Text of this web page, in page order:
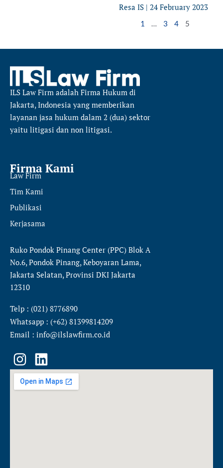
Resa IS 24 February 2023
1 … 3 4 5
ILS Law Firm adalah Firma Hukum di
Jakarta, Indonesia yang memberikan
layanan jasa hukum dalam 2 (dua) sektor
yaitu litigasi dan non litigasi.
Firma Kami
Law Firm
Tim Kami
Publikasi
Kerjasama
Ruko Pondok Pinang Center (PPC) Blok A
No.6, Pondok Pinang, Keboyaran Lama,
Jakarta Selatan, Provinsi DKI Jakarta
12310
Telp : (021) 8776890
Whatsapp : (+62) 81399814209
Email : info@ilslawfirm.co.id
I
n
s
L
i
n